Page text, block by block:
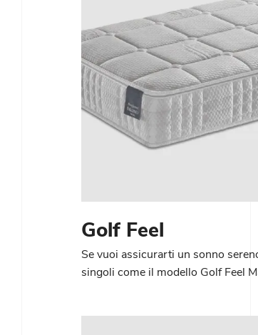
Golf Feel
Se vuoi assicurarti un sonno
singoli come il modello Golf Feel